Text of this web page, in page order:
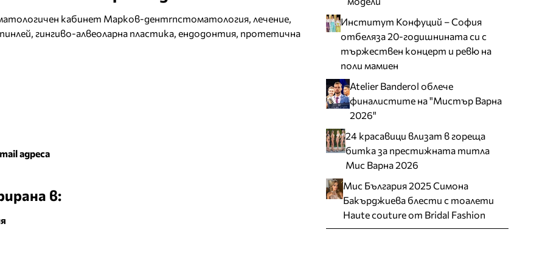
кабинет Марков-дентrnстоматология, лечение,
гингиво-алвеоларна пластика, ендодонтия, протетична
адреса
в:
Институт Конфуций – София
отбеляза 20-годишнината си с
тържествен концерт и ревю на
поли мамиен
Atelier Banderol облече
финалистите на "Мистър Варна
2026"
24 красавици влизат в гореща
битка за престижната титла
Мис Варна 2026
Мис България 2025 Симона
Бакърджиева блести с тоалети
Haute couture от Bridal Fashion